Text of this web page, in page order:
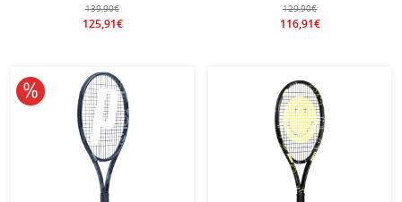
139,90€
125,91€
129,90€
116,91€
10% reduziert